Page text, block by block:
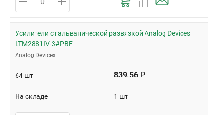
стандартам, имеют сертификаты качества. Чтобы оформить
заказ, оставьте заявку на сайте или звоните.
Усилители с гальванической развязкой Analog Devices
LTM2881IV-3#PBF
Analog Devices
64 шт 839.56 Р
На складе 1 шт